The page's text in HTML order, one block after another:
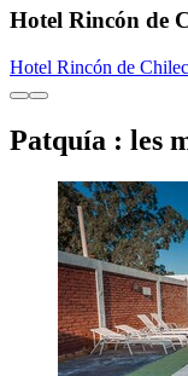
Hotel Rincón de
Hotel Rincón de
Patquía : les